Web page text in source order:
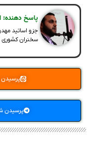
پاسخ دهنده:
جزو اساتید
سخنران کشوری
پرسیدن
پرسیدن